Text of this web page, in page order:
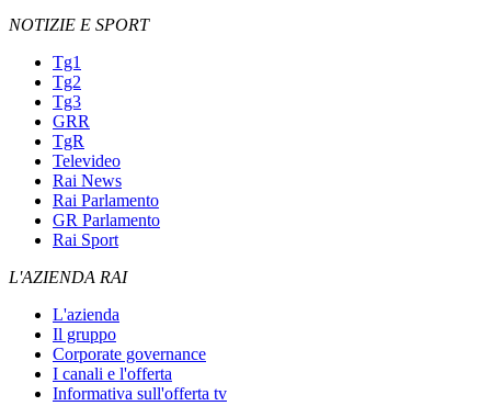
NOTIZIE E SPORT
Tg1
Tg2
Tg3
GRR
TgR
Televideo
Rai News
Rai Parlamento
GR Parlamento
Rai Sport
L'AZIENDA RAI
L'azienda
Il gruppo
Corporate governance
I canali e l'offerta
Informativa sull'offerta tv